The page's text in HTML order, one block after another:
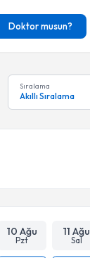
Doktor musun?
Sıralama
Akıllı Sıralama
10 Ağu
Pzt
11 Ağu
Sal